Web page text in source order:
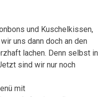
und Kuschelkissen,
uns dann doch an den
lachen. Denn selbst in
sind wir nur noch
mit